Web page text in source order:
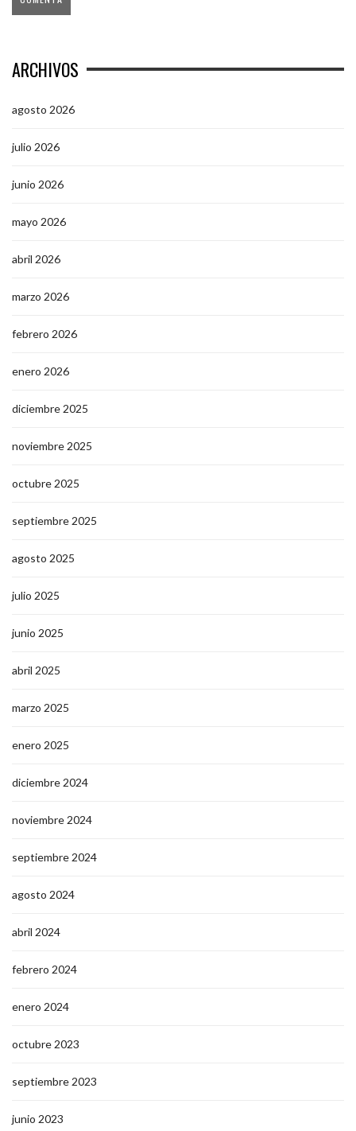
ARCHIVOS
agosto 2026
julio 2026
junio 2026
mayo 2026
abril 2026
marzo 2026
febrero 2026
enero 2026
diciembre 2025
noviembre 2025
octubre 2025
septiembre 2025
agosto 2025
julio 2025
junio 2025
abril 2025
marzo 2025
enero 2025
diciembre 2024
noviembre 2024
septiembre 2024
agosto 2024
abril 2024
febrero 2024
enero 2024
octubre 2023
septiembre 2023
junio 2023